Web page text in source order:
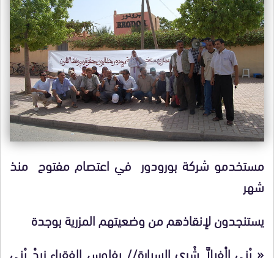
مستخدمو شركة بورودور في اعتصام مفتوح منذ
شهر
يستنجدون لإنقاذهم من وضعيتهم المزرية بوجدة
« بْنِي الْفِيلاَّ شْري السيارة// بفلوس الفقراء زيدْ بْنِي